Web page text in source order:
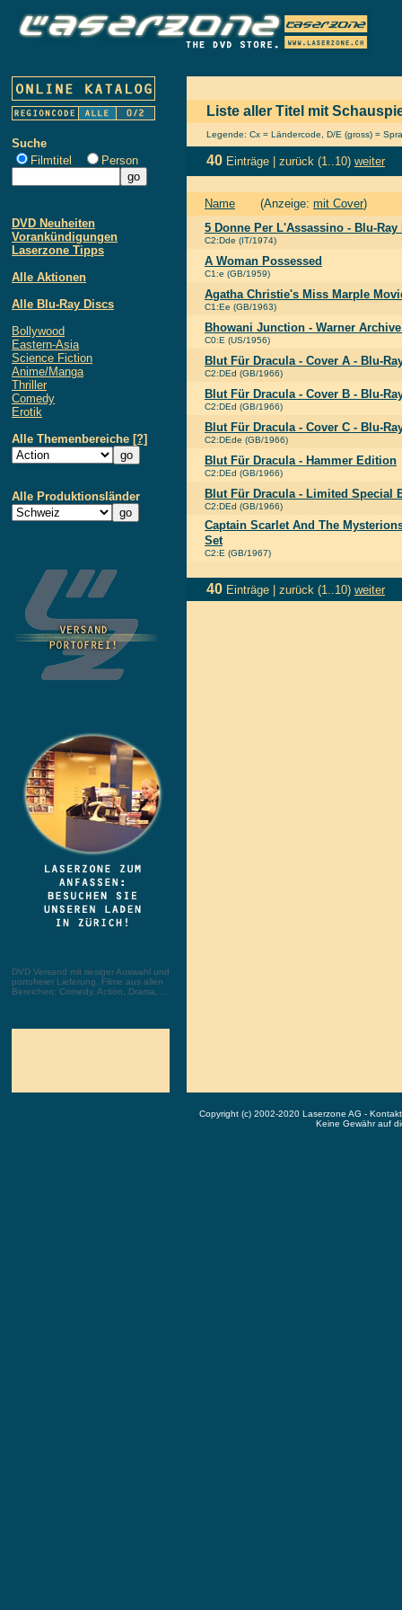
Suche
Filmtitel
Person
DVD Neuheiten
Vorankündigungen
Laserzone Tipps
Alle Aktionen
Alle Blu-Ray Discs
Bollywood
Eastern-Asia
Science Fiction
Anime/Manga
Thriller
Comedy
Erotik
Alle Themenbereiche [?]
Alle Produktionsländer
DVD Versand mit riesiger Auswahl und
portofreier Lieferung. Filme aus allen
Bereichen: Comedy, Action, Drama, ...
Liste aller Titel mit
Legende: Cx = Ländercode, D/E (gross) =
40 Einträge | zurück (1..10) weiter
Name (Anzeige: mit Cover)
5 Donne Per L'Assassino - Blu-
C2:Dde (IT/1974)
A Woman Possessed
C1:e (GB/1959)
Agatha Christie's Miss Marple
C1:Ee (GB/1963)
Bhowani Junction - Warner
C0:E (US/1956)
Blut Für Dracula - Cover A - Blu-
C2:DEd (GB/1966)
Blut Für Dracula - Cover B - Blu-
C2:DEd (GB/1966)
Blut Für Dracula - Cover C - Blu-
C2:DEde (GB/1966)
Blut Für Dracula - Hammer Edition
C2:DEd (GB/1966)
Blut Für Dracula - Limited Special
C2:DEd (GB/1966)
Captain Scarlet And The
Set
C2:E (GB/1967)
40 Einträge | zurück (1..10) weiter
Copyright (c) 2002-2020 Laserzone AG -
Keine Gewähr auf